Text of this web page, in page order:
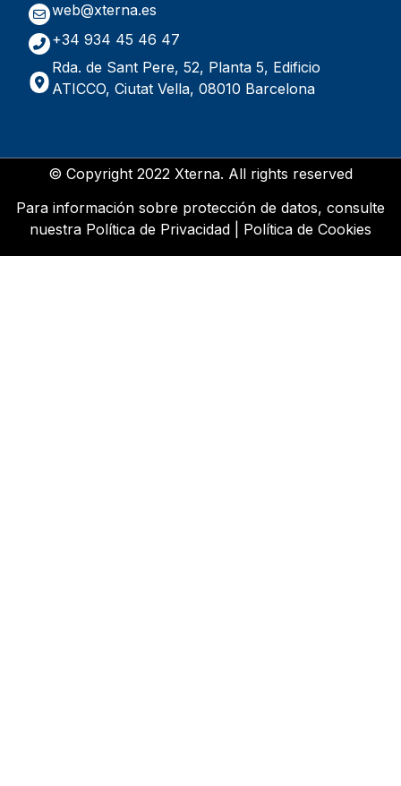
web@xterna.es
+34 934 45 46 47
Rda. de Sant Pere, 52, Planta 5, Edificio
ATICCO, Ciutat Vella, 08010 Barcelona
© Copyright 2022 Xterna. All rights reserved
Para información sobre protección de datos, consulte
nuestra Política de Privacidad Política de Cookies